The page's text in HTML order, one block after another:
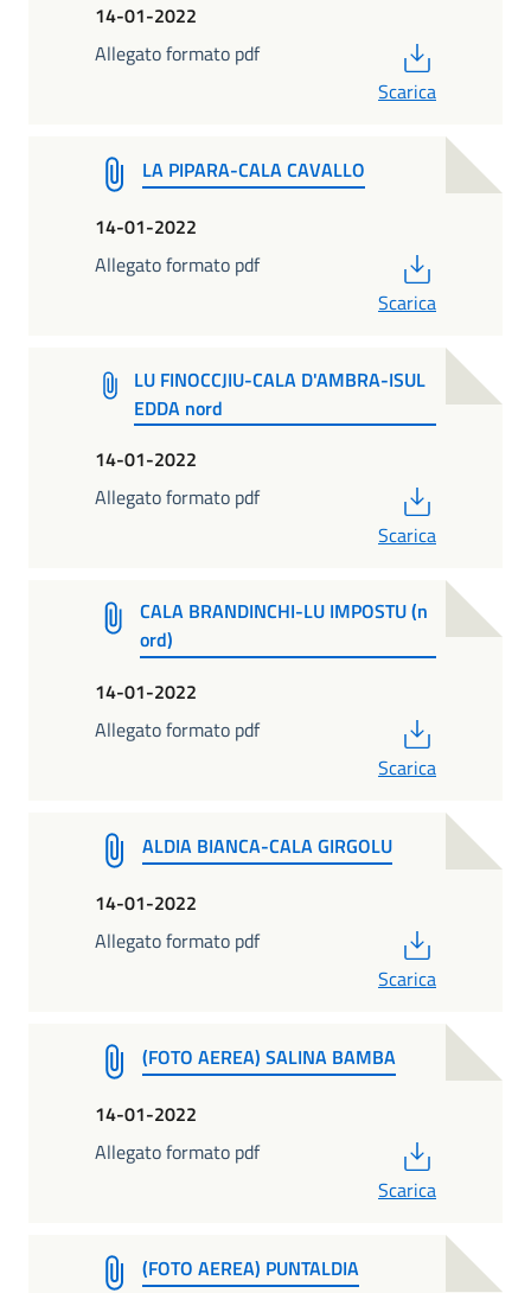
14-01-2022
Allegato formato pdf
Scarica
LA PIPARA-CALA CAVALLO
14-01-2022
Allegato formato pdf
Scarica
LU FINOCCJIU-CALA D'AMBRA-ISUL
EDDA nord
14-01-2022
Allegato formato pdf
Scarica
CALA BRANDINCHI-LU IMPOSTU (n
ord)
14-01-2022
Allegato formato pdf
Scarica
ALDIA BIANCA-CALA GIRGOLU
14-01-2022
Allegato formato pdf
Scarica
(FOTO AEREA) SALINA BAMBA
14-01-2022
Allegato formato pdf
Scarica
(FOTO AEREA) PUNTALDIA